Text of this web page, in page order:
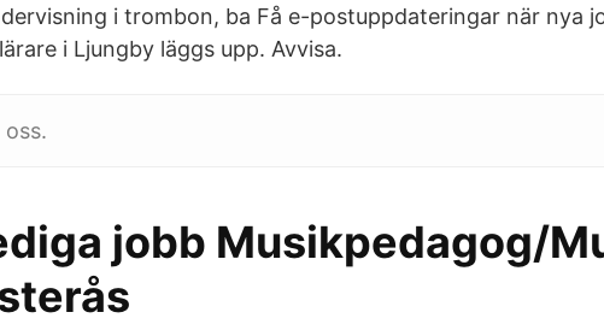
i trombon, ba Få e-postuppdateringar när nya
i Ljungby läggs upp. Avvisa.
oss.
jobb Musikpedagog/